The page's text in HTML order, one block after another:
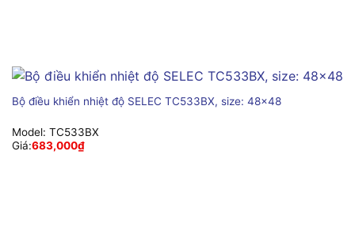
Bộ điều khiển nhiệt độ SELEC TC533BX, size: 48×48
Model: TC533BX
Giá:683,000₫